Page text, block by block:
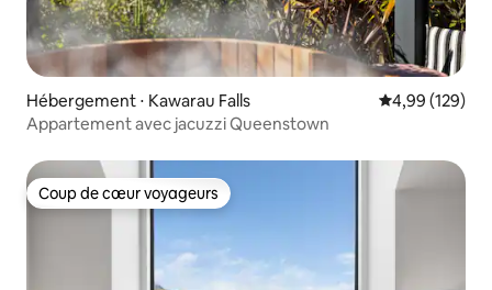
Hébergement ⋅ Kawarau Falls Évaluation
4,99 (129)
Appartement avec jacuzzi Queenstown
Coup de cœur voyageurs
Coup de cœur voyageurs